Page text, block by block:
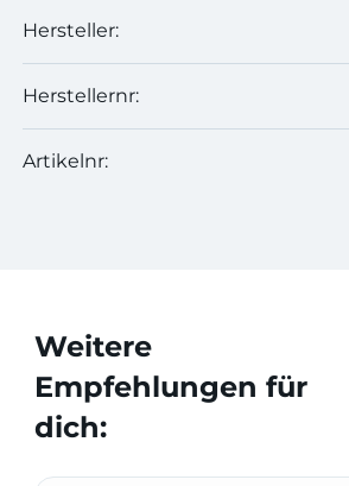
Hersteller:
Herstellernr:
Artikelnr:
Weitere
Empfehlungen für
dich: